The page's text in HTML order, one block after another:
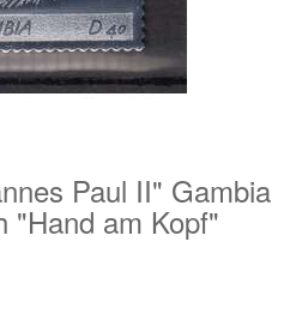
Paul II" Gambia
"Hand am Kopf"